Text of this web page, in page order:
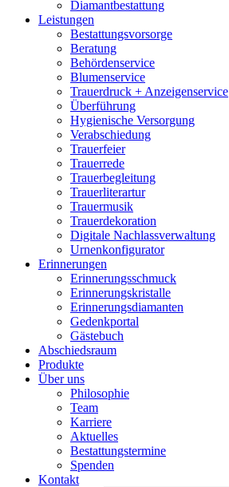
Diamantbestattung
Leistungen
Bestattungsvorsorge
Beratung
Behördenservice
Blumenservice
Trauerdruck + Anzeigenservice
Überführung
Hygienische Versorgung
Verabschiedung
Trauerfeier
Trauerrede
Trauerbegleitung
Trauerliterartur
Trauermusik
Trauerdekoration
Digitale Nachlassverwaltung
Urnenkonfigurator
Erinnerungen
Erinnerungsschmuck
Erinnerungskristalle
Erinnerungsdiamanten
Gedenkportal
Gästebuch
Abschiedsraum
Produkte
Über uns
Philosophie
Team
Karriere
Aktuelles
Bestattungstermine
Spenden
Kontakt